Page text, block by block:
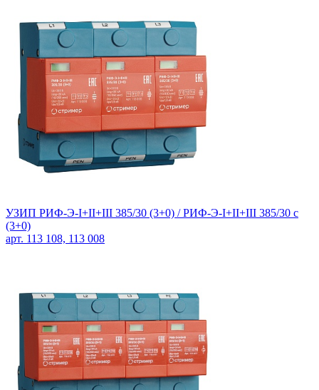
УЗИП РИФ-Э-I+II+III 385/30 (3+0) / РИФ-Э-I+II+III 385/30 с
(3+0)
арт. 113 108, 113 008